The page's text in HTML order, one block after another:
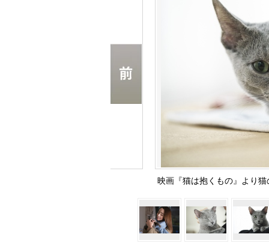
映画『猫は抱くもの』より